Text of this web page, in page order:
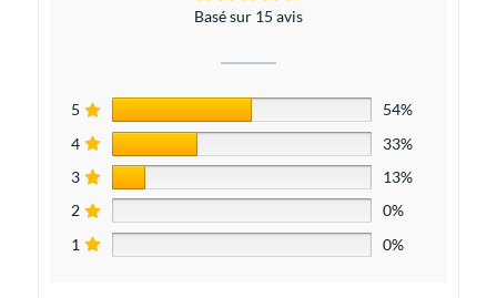
Basé sur 15 avis
5
54%
4
33%
3
13%
2
0%
1
0%